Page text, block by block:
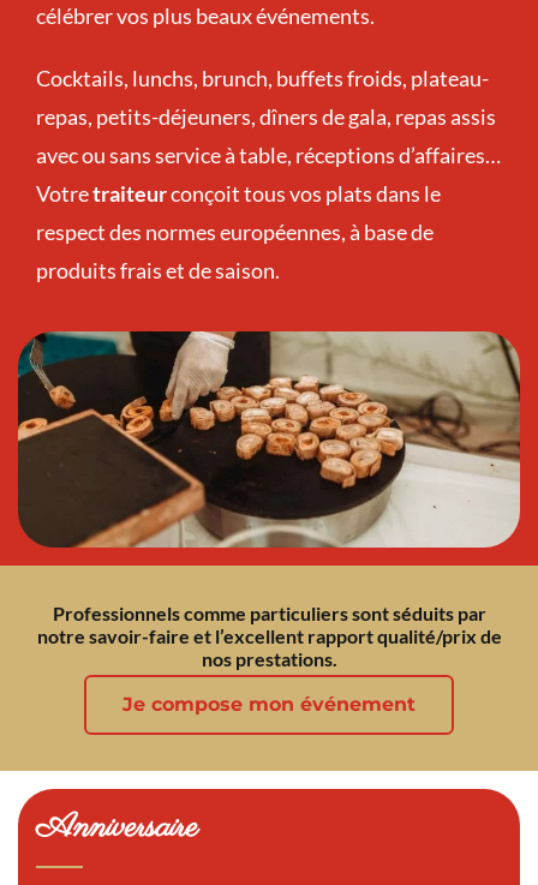
célébrer vos plus beaux événements.
Cocktails, lunchs, brunch, buffets froids, plateau-
repas, petits-déjeuners, dîners de gala, repas assis
avec ou sans service à table, réceptions d’affaires…
Votretraiteurconçoit tous vos plats dans le
respect des normes européennes, à base de
produits frais et de saison.
Professionnels comme particuliers sont séduits par
notre savoir-faire et l’excellent rapport qualité/prix de
nos prestations.
Je compose mon événement
Anniversaire